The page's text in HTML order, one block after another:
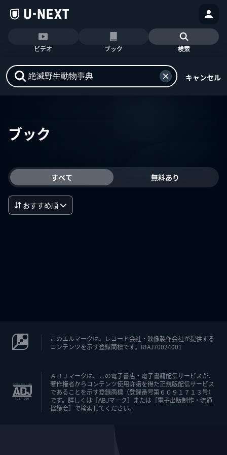
ビデオ ブック 検索
キャンセル
ブック
すべて 無料あり
おすすめ順
このエルマークは、レコード会社・映像製作会社が提供する
コンテンツを示す登録商標です。RIAJ70024001
ＡＢＪマークは、この電子書店・電子書籍配信サービスが、
著作権者からコンテンツ使用許諾を得た正規版配信サービス
であることを示す登録商標（登録番号第６０９１７１３号）
です。詳しくは［ABJマーク］または［電子出版制作・流通
協議会］で検索してください。